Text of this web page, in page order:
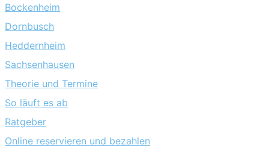
Bockenheim
Dornbusch
Heddernheim
Sachsenhausen
Theorie und Termine
So läuft es ab
Ratgeber
Online reservieren und bezahlen